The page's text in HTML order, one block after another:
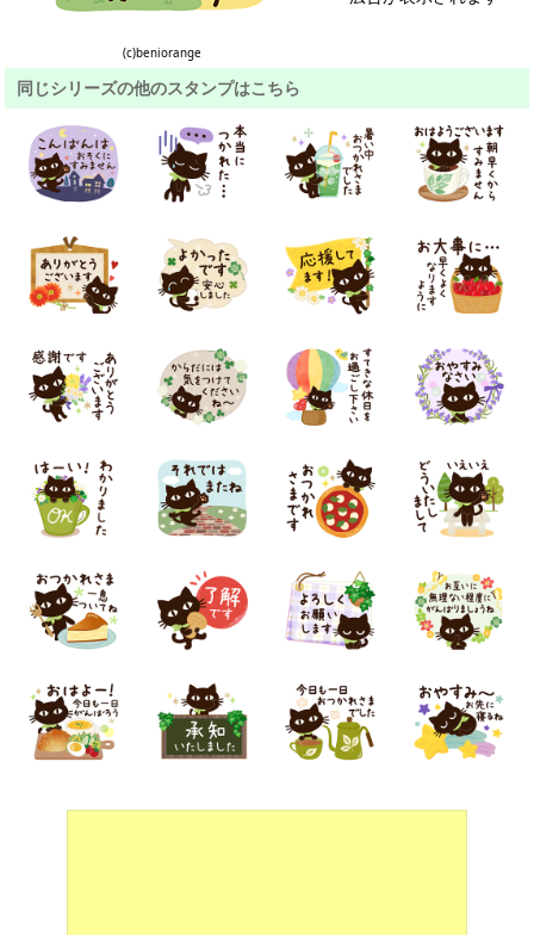
(c)beniorange
同じシリーズの他のスタンプはこちら